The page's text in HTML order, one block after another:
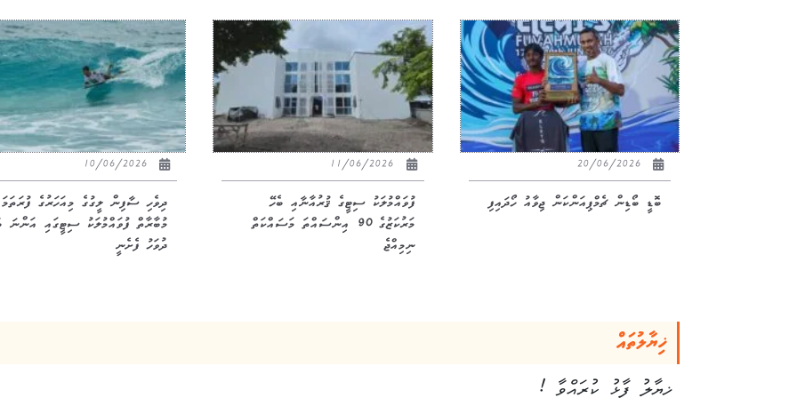
20/06/2026
ބޮޑީ ބޯޑިން ޗެމްޕިއަންކަން ޖިވާއު ހޯދައިފި
ފުވައްމުލަކު ސިޓީގެ ޤުރުއާނާއި ބެހޭ
މަރުކަޒުގެ 90 އިންސައްތަ މަސައްކަތް
ނިމިއްޖެ
10/06/2026
ދިވެހި ސާފިން ލީގުގެ މިއަހަރުގެ ފުރަތަމަ
މުބާރާތް ފުވައްމުލަކު ސިޓީގައި އަންނަ
ދުވަހު ފެށެނީ
ޚިޔާލުތައް